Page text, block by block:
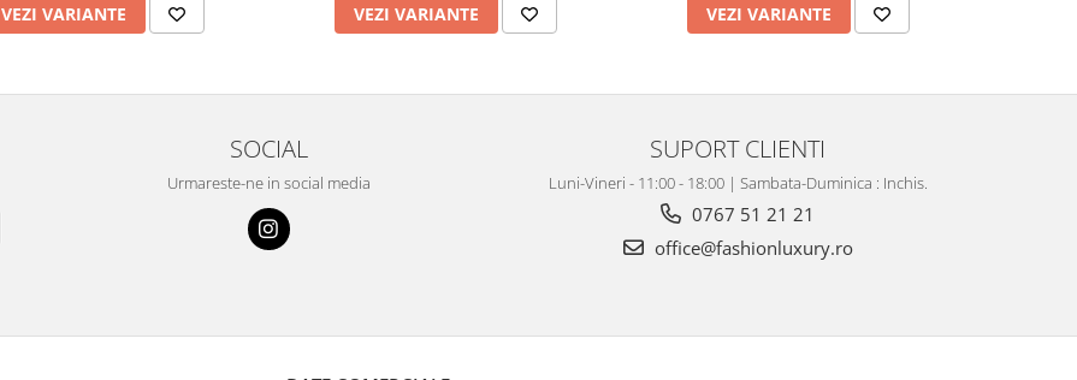
VEZI VARIANTE VEZI VARIANTE VEZI VARIANTE
SOCIAL
Urmareste-ne in social media
SUPORT CLIENTI
Luni-Vineri - 11:00 - 18:00 | Sambata-Duminica : Inchis.
0767 51 21 21
office@fashionluxury.ro